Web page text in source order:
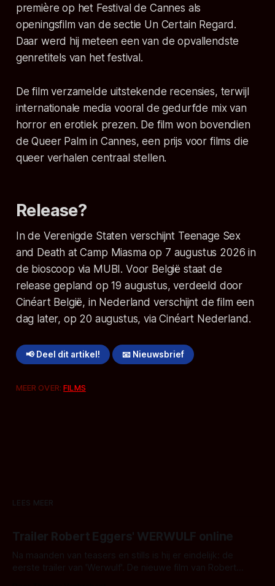
première op het Festival de Cannes als
openingsfilm van de sectie Un Certain Regard.
Daar werd hij meteen een van de opvallendste
genretitels van het festival.
De film verzamelde uitstekende recensies, terwijl
internationale media vooral de gedurfde mix van
horror en erotiek prezen. De film won bovendien
de Queer Palm in Cannes, een prijs voor films die
queer verhalen centraal stellen.
Release?
In de Verenigde Staten verschijnt Teenage Sex
and Death at Camp Miasmaop 7 augustus 2026 in
de bioscoop via MUBI. Voor België staat de
release gepland op 19 augustus, verdeeld door
Cinéart België, in Nederland verschijnt de film een
dag later, op 20 augustus, via Cinéart Nederland.
📢 Deel dit artikel! 📧 Nieuwsbrief
MEER OVER:FILMS
LEES MEER
Trailer Robert Eggers' WERWULF online
Na maanden van teasers en stills is hij er eindelijk: de
eerste trailer van 'Werwulf'. De nieuwe film van Robert